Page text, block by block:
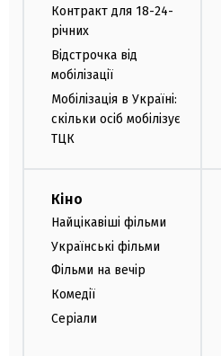
Контракт для 18-24-
річних
Відстрочка від
мобілізації
Мобілізація в Україні:
скільки осіб мобілізує
ТЦК
Кіно
Найцікавіші фільми
Українські фільми
Фільми на вечір
Комедії
Серіали